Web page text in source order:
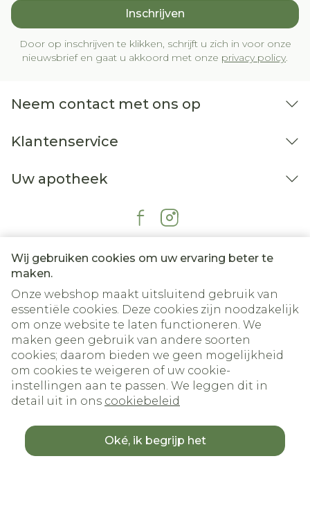
Wij gebruiken cookies om uw ervaring beter te
maken.
Onze webshop maakt uitsluitend gebruik van
essentiële cookies. Deze cookies zijn noodzakelijk
om onze website te laten functioneren. We
maken geen gebruik van andere soorten
cookies; daarom bieden we geen mogelijkheid
om cookies te weigeren of uw cookie-
instellingen aan te passen. We leggen dit in
detail uit in ons cookiebeleid
Oké, ik begrijp het
Inschrijven
Door op inschrijven te klikken, schrijft u zich in voor onze
nieuwsbrief en gaat u akkoord met onze privacy policy.
Neem contact met ons op
Klantenservice
Uw apotheek
Juridische links